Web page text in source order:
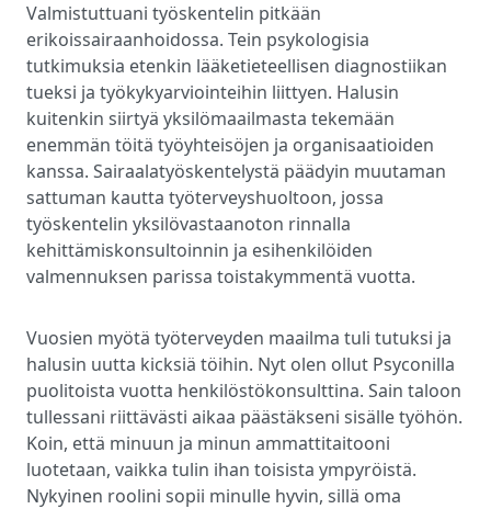
Valmistuttuani työskentelin pitkään
erikoissairaanhoidossa. Tein psykologisia
tutkimuksia etenkin lääketieteellisen diagnostiikan
tueksi ja työkykyarviointeihin liittyen. Halusin
kuitenkin siirtyä yksilömaailmasta tekemään
enemmän töitä työyhteisöjen ja organisaatioiden
kanssa. Sairaalatyöskentelystä päädyin muutaman
sattuman kautta työterveyshuoltoon, jossa
työskentelin yksilövastaanoton rinnalla
kehittämiskonsultoinnin ja esihenkilöiden
valmennuksen parissa toistakymmentä vuotta.
Vuosien myötä työterveyden maailma tuli tutuksi ja
halusin uutta kicksiä töihin. Nyt olen ollut Psyconilla
puolitoista vuotta henkilöstökonsulttina. Sain taloon
tullessani riittävästi aikaa päästäkseni sisälle työhön.
Koin, että minuun ja minun ammattitaitooni
luotetaan, vaikka tulin ihan toisista ympyröistä.
Nykyinen roolini sopii minulle hyvin, sillä oma